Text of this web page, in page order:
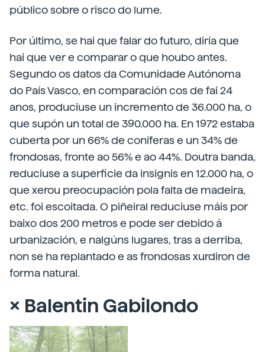
público sobre o risco do lume.
Por último, se hai que falar do futuro, diría que
hai que ver e comparar o que houbo antes.
Segundo os datos da Comunidade Autónoma
do País Vasco, en comparación cos de fai 24
anos, produciuse un incremento de 36.000 ha, o
que supón un total de 390.000 ha. En 1972 estaba
cuberta por un 66% de coníferas e un 34% de
frondosas, fronte ao 56% e ao 44%. Doutra banda,
reduciuse a superficie da insignis en 12.000 ha, o
que xerou preocupación pola falta de madeira,
etc. foi escoitada. O piñeiral reduciuse máis por
baixo dos 200 metros e pode ser debido á
urbanización, e nalgúns lugares, tras a derriba,
non se ha replantado e as frondosas xurdiron de
forma natural.
× Balentin Gabilondo